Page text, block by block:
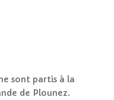
sont partis à la
de Plounez.